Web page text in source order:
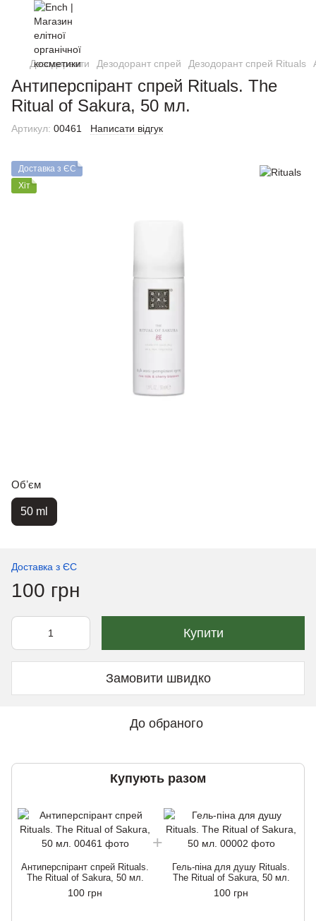
Дезодоранти Дезодорант спрей Дезодорант спрей Rituals
Антиперспірант спрей Rituals. The
Ritual of Sakura, 50 мл.
Артикул: 00461 Написати відгук
Доставка з ЄС
Хіт
Обʼєм
50 ml
Доставка з ЄС
100 грн
Купити
Замовити швидко
До обраного
Купують разом
Антиперспірант спрей Rituals.
The Ritual of Sakura, 50 мл.
100 грн
Гель-піна для душу Rituals.
The Ritual of Sakura, 50 мл.
100 грн